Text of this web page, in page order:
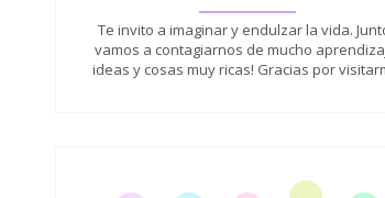
Te invito a imaginar y endulzar la vida.
vamos a contagiarnos de mucho
ideas y cosas muy ricas! Gracias por